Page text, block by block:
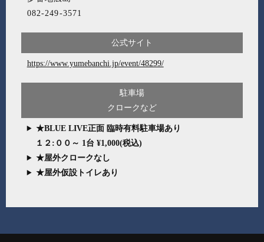
082-249-3571
公式サイト
https://www.yumebanchi.jp/event/48299/
駐車場
クロークなど
★BLUE LIVE正面 臨時有料駐車場あり
１２:００～ 1台 ¥1,000(税込)
★屋外クロークなし
★屋外仮設トイレあり